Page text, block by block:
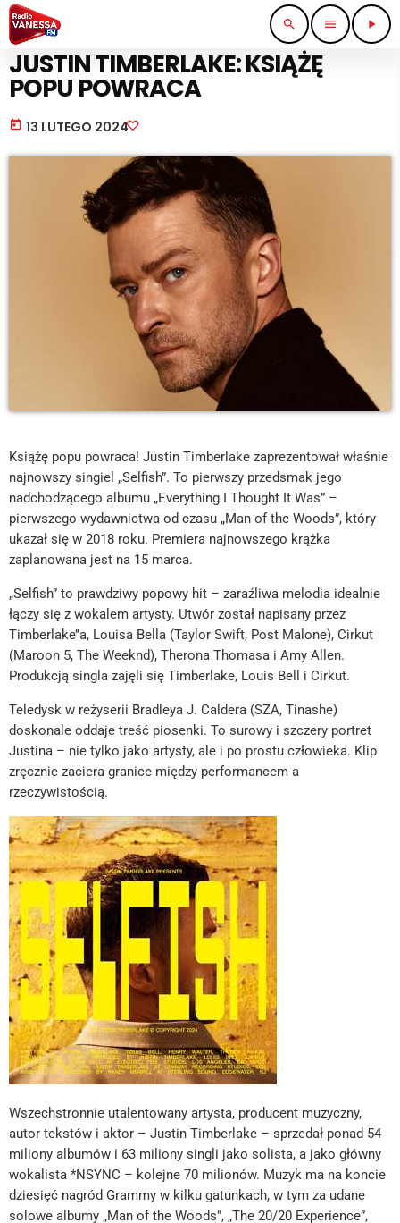
search menu play_arrow
MUSIC NEWS
JUSTIN TIMBERLAKE: KSIĄŻĘ
POPU POWRACA
today 13 LUTEGO 2024
Książę popu powraca! Justin Timberlake zaprezentował właśnie
najnowszy singiel „Selfish”. To pierwszy przedsmak jego
nadchodzącego albumu „Everything I Thought It Was” –
pierwszego wydawnictwa od czasu „Man of the Woods”, który
ukazał się w 2018 roku. Premiera najnowszego krążka
zaplanowana jest na 15 marca.
„Selfish” to prawdziwy popowy hit – zaraźliwa melodia idealnie
łączy się z wokalem artysty. Utwór został napisany przez
Timberlake’’a, Louisa Bella (Taylor Swift, Post Malone), Cirkut
(Maroon 5, The Weeknd), Therona Thomasa i Amy Allen.
Produkcją singla zajęli się Timberlake, Louis Bell i Cirkut.
Teledysk w reżyserii Bradleya J. Caldera (SZA, Tinashe)
doskonale oddaje treść piosenki. To surowy i szczery portret
Justina – nie tylko jako artysty, ale i po prostu człowieka. Klip
zręcznie zaciera granice między performancem a
rzeczywistością.
Wszechstronnie utalentowany artysta, producent muzyczny,
autor tekstów i aktor – Justin Timberlake – sprzedał ponad 54
miliony albumów i 63 miliony singli jako solista, a jako główny
wokalista *NSYNC – kolejne 70 milionów. Muzyk ma na koncie
dziesięć nagród Grammy w kilku gatunkach, w tym za udane
solowe albumy „Man of the Woods”, „The 20/20 Experience”,